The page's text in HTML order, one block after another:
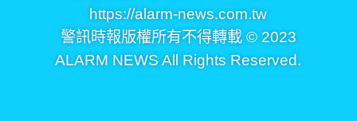
https://alarm-news.com.tw
警訊時報版權所有不得轉載 © 2023
ALARM NEWS All Rights Reserved.